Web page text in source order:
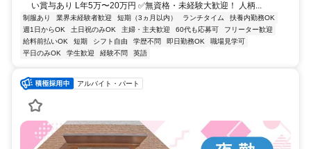
い賞与あり L年5万〜20万円 ✅無資格・未経験大歓迎！ 人柄...
制服あり 業界未経験者歓迎 短期（3ヵ月以内） ランチタイム
扶養内勤務OK
週1日からOK
土日祝のみOK 主婦・主夫歓迎 60代も応募可
フリーター歓迎
給料前払いOK
短期 シフト自由 学歴不問 即日勤務OK
職場見学可
平日のみOK
学生歓迎 経験不問 英語
アルバイト・パート